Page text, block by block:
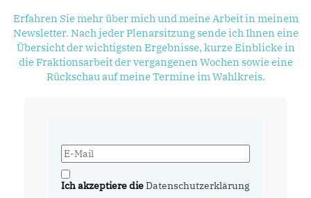
Erfahren Sie mehr über mich und meine Arbeit in meinem
Newsletter. Nach jeder Plenarsitzung sende ich Ihnen eine
Übersicht der wichtigsten Ergebnisse, kurze Einblicke in
die Fraktionsarbeit der vergangenen Wochen sowie eine
Rückschau auf meine Termine im Wahlkreis.
Ich akzeptiere dieDatenschutzerklärung